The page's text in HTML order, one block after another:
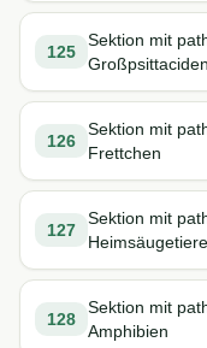
125
Sektion mit
Großpsittaciden
126
Sektion mit
Frettchen
127
Sektion mit
Heimsäugetiere
128
Sektion mit
Amphibien